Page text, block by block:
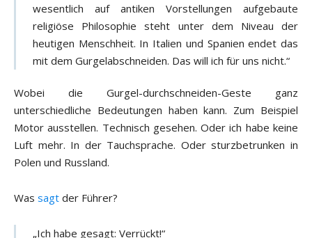
wesentlich auf antiken Vorstellungen aufgebaute
religiöse Philosophie steht unter dem Niveau der
heutigen Menschheit. In Italien und Spanien endet das
mit dem Gurgelabschneiden. Das will ich für uns nicht.“
Wobei die Gurgel-durchschneiden-Geste ganz
unterschiedliche Bedeutungen haben kann. Zum Beispiel
Motor ausstellen. Technisch gesehen. Oder ich habe keine
Luft mehr. In der Tauchsprache. Oder sturzbetrunken in
Polen und Russland.
Was sagt der Führer?
„Ich habe gesagt: Verrückt!“